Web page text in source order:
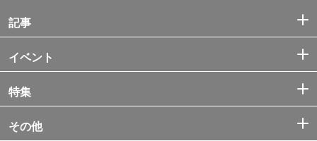
記事
イベント
特集
その他